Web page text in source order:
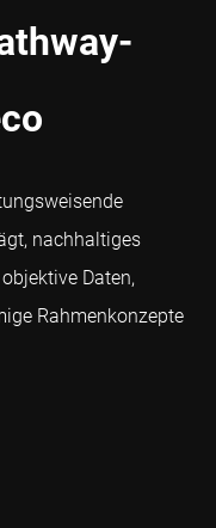
nachhaltiges
Daten,
Rahmenkonzepte